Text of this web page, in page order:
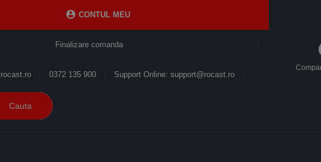
 CONTUL MEU
Finalizare comanda
Support Online: support@rocast.ro
0372 135 900
Cauta